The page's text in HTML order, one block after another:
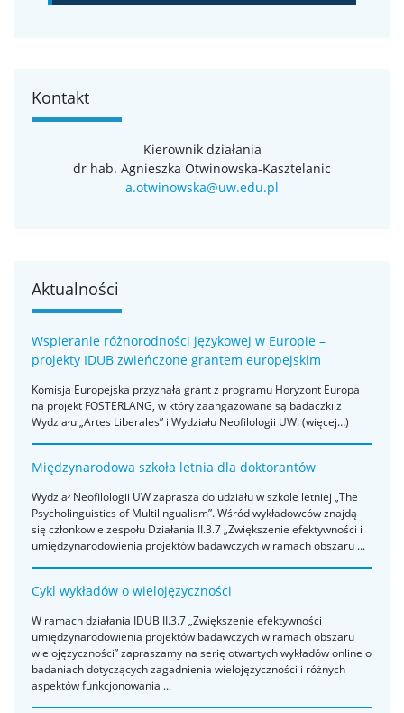
Kontakt
Kierownik działania
dr hab. Agnieszka Otwinowska-Kasztelanic
a.otwinowska@uw.edu.pl
Aktualności
Wspieranie różnorodności językowej w Europie –
projekty IDUB zwieńczone grantem europejskim
Komisja Europejska przyznała grant z programu Horyzont Europa
na projekt FOSTERLANG, w który zaangażowane są badaczki z
Wydziału „Artes Liberales” i Wydziału Neofilologii UW. (więcej…)
Międzynarodowa szkoła letnia dla doktorantów
Wydział Neofilologii UW zaprasza do udziału w szkole letniej „The
Psycholinguistics of Multilingualism”. Wśród wykładowców znajdą
się członkowie zespołu Działania II.3.7 „Zwiększenie efektywności i
umiędzynarodowienia projektów badawczych w ramach obszaru ...
Cykl wykładów o wielojęzyczności
W ramach działania IDUB II.3.7 „Zwiększenie efektywności i
umiędzynarodowienia projektów badawczych w ramach obszaru
wielojęzyczności” zapraszamy na serię otwartych wykładów online o
badaniach dotyczących zagadnienia wielojęzyczności i różnych
aspektów funkcjonowania ...